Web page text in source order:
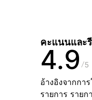
คะแนนและ
4.9 5
อ้างอิงจากกา
รายการ รายก